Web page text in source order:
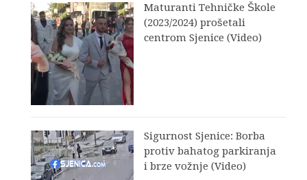
Maturanti Tehničke Škole
(2023/2024) prošetali
centrom Sjenice (Video)
Sigurnost Sjenice: Borba
protiv bahatog parkiranja
i brze vožnje (Video)